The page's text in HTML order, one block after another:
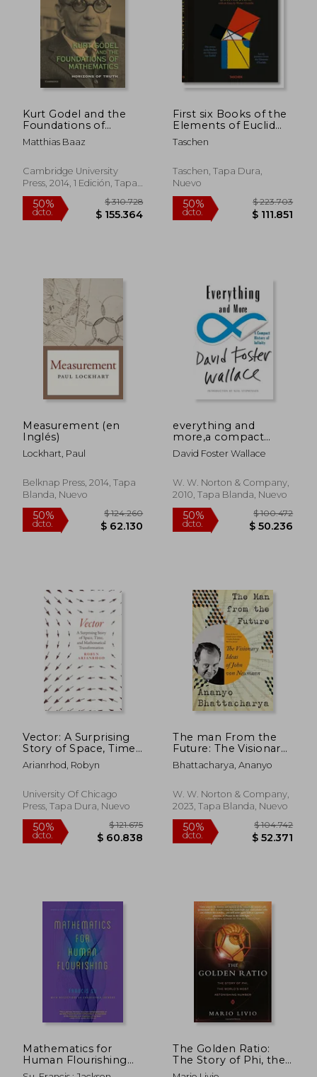
50%
dcto.
$ 128.976
$ 64.488
50%
dcto.
Kurt Godel and the
Foundations of
Mathematics:
Horizons of Truth (en
Matthias Baaz
Cambridge University
Press, 2014, 1 Edición, Tapa
Blanda, Nuevo
dcto. $ 155.364
First six Books of the
Elements of Euclid
(en Inglés)
Taschen
Taschen, Tapa Dura,
Nuevo
50%
dcto.
Measurement (en
Inglés)
Lockhart, Paul
Belknap Press, 2014, Tapa
Blanda, Nuevo
everything and
more,a compact
history of infinity (en
Inglés)
David Foster Wallace
W. W. Norton & Company,
2010, Tapa Blanda, Nuevo
Vector: A Surprising
Story of Space, Time,
and Mathematical
Transformation (en
Arianrhod, Robyn
University Of Chicago
Press, Tapa Dura, Nuevo
The man From the
Future: The Visionary
Ideas of John von
Neumann (en Inglés)
Bhattacharya, Ananyo
W. W. Norton & Company,
2023, Tapa Blanda, Nuevo
Mathematics for
Human Flourishing
(en Inglés)
The Golden Ratio:
The Story of Phi, the
World's Most